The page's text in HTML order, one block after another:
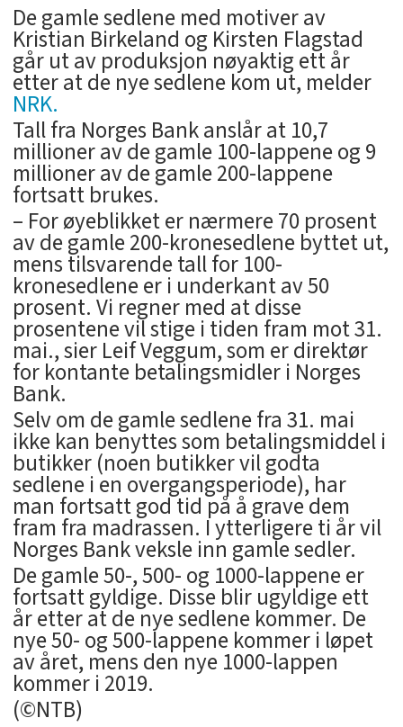
De gamle sedlene med motiver av
Kristian Birkeland og Kirsten Flagstad
går ut av produksjon nøyaktig ett år
etter at de nye sedlene kom ut, melder
NRK.
Tall fra Norges Bank anslår at 10,7
millioner av de gamle 100-lappene og 9
millioner av de gamle 200-lappene
fortsatt brukes.
– For øyeblikket er nærmere 70 prosent
av de gamle 200-kronesedlene byttet ut,
mens tilsvarende tall for 100-
kronesedlene er i underkant av 50
prosent. Vi regner med at disse
prosentene vil stige i tiden fram mot 31.
mai., sier Leif Veggum, som er direktør
for kontante betalingsmidler i Norges
Bank.
Selv om de gamle sedlene fra 31. mai
ikke kan benyttes som betalingsmiddel i
butikker (noen butikker vil godta
sedlene i en overgangsperiode), har
man fortsatt god tid på å grave dem
fram fra madrassen. I ytterligere ti år vil
Norges Bank veksle inn gamle sedler.
De gamle 50-, 500- og 1000-lappene er
fortsatt gyldige. Disse blir ugyldige ett
år etter at de nye sedlene kommer. De
nye 50- og 500-lappene kommer i løpet
av året, mens den nye 1000-lappen
kommer i 2019.
(©NTB)